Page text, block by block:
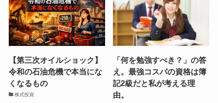
【第三次オイルショック】
令和の石油危機で本当にな
くなるもの
株式投資
「何を勉強すべき？」の答
え。最強コスパの資格は簿
記2級だと私が考える理
由。